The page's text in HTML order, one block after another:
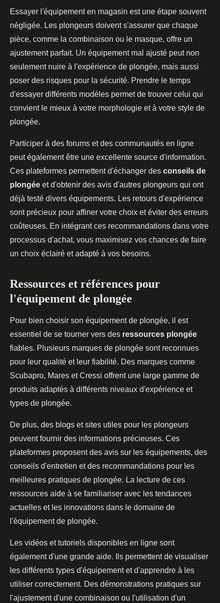
Essayer l'équipement en magasin est une étape souvent
négligée. Les plongeurs doivent s'assurer que chaque
pièce, comme la combinaison ou le masque, offre un
ajustement parfait. Un équipement mal ajusté peut non
seulement nuire à l'expérience de plongée, mais aussi
poser des risques pour la sécurité. Prendre le temps
d'essayer différents modèles permet de trouver celui qui
convient le mieux à votre morphologie et à votre style de
plongée.
Participer à des forums et des communautés en ligne
peut également être une excellente source d'information.
Ces plateformes permettent d'échanger des conseils de
plongée et d'obtenir des avis d'autres plongeurs qui ont
déjà testé divers équipements. Les retours d'expérience
sont précieux pour affiner votre choix et éviter des erreurs
coûteuses. En intégrant ces recommandations dans votre
processus d'achat, vous maximisez vos chances de faire
un choix éclairé et adapté à vos besoins.
Ressources et références pour
l'équipement de plongée
Pour bien choisir son équipement de plongée, il est
essentiel de se tourner vers des ressources plongée
fiables. Plusieurs marques de plongée sont reconnues
pour leur qualité et leur fiabilité. Des marques comme
Scubapro, Mares et Cressi offrent une large gamme de
produits adaptés à différents niveaux d'expérience et
types de plongée.
De plus, des blogs et sites utiles pour les plongeurs
peuvent fournir des informations précieuses. Ces
plateformes proposent des avis sur les équipements, des
conseils d'entretien et des recommandations pour les
meilleures pratiques de plongée. La lecture de ces
ressources aide à se familiariser avec les tendances
actuelles et les innovations dans le domaine de
l'équipement de plongée.
Les vidéos et tutoriels disponibles en ligne sont
également d'une grande aide. Ils permettent de visualiser
les différents types d'équipement et d'apprendre à les
utiliser correctement. Des démonstrations pratiques sur
l'ajustement d'une combinaison ou l'utilisation d'un